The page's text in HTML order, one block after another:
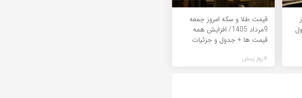
جدول
قیمت طلا و سکه امروز جمعه
9مرداد 1405/ افزایش همه
قیمت ها + جدول و جزئیات
4 روز پیش